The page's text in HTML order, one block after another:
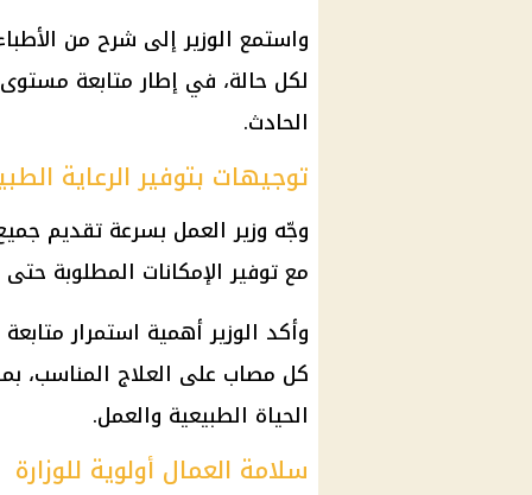
واستمع الوزير إلى شرح من
لكل حالة، في إطار متابعة
الحادث.
توجيهات بتوفير الرعاية
وجّه وزير العمل بسرعة تقديم جميع
مع توفير الإمكانات المطلوبة
وأكد الوزير أهمية استمرار
كل مصاب على العلاج المناسب،
الحياة الطبيعية والعمل.
سلامة العمال أولوية للوزارة